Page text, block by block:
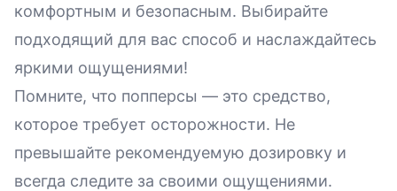
комфортным и безопасным. Выбирайте
подходящий для вас способ и наслаждайтесь
яркими ощущениями!
Помните, что попперсы — это средство,
которое требует осторожности. Не
превышайте рекомендуемую дозировку и
всегда следите за своими ощущениями.